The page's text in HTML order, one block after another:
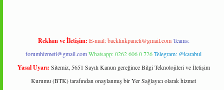
Reklam ve İletişim: E-mail:backlinkpaneli@gmail.com Teams:
forumhizmeti@gmail.comWhatsapp: 0262 606 0 726Telegram: @karabul
Yasal Uyarı: Sitemiz, 5651 Sayılı Kanun gereğince Bilgi Teknolojileri ve İletişim
Kurumu (BTK) tarafından onaylanmış bir Yer Sağlayıcı olarak hizmet